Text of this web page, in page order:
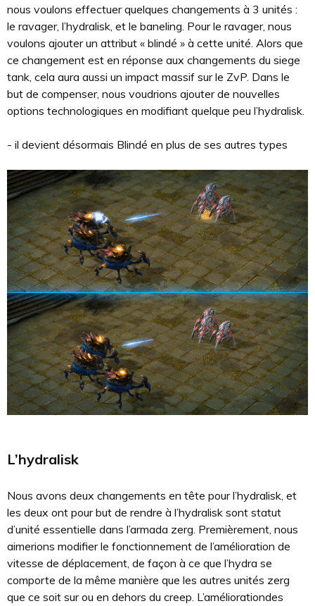
nous voulons effectuer quelques changements à 3 unités :
le ravager, l’hydralisk, et le baneling. Pour le ravager, nous
voulons ajouter un attribut « blindé » à cette unité. Alors que
ce changement est en réponse aux changements du siege
tank, cela aura aussi un impact massif sur le ZvP. Dans le
but de compenser, nous voudrions ajouter de nouvelles
options technologiques en modifiant quelque peu l’hydralisk.
- il devient désormais Blindé en plus de ses autres types
L’hydralisk
Nous avons deux changements en tête pour l’hydralisk, et
les deux ont pour but de rendre à l’hydralisk sont statut
d’unité essentielle dans l’armada zerg. Premièrement, nous
aimerions modifier le fonctionnement de l’amélioration de
vitesse de déplacement, de façon à ce que l’hydra se
comporte de la même manière que les autres unités zerg
que ce soit sur ou en dehors du creep. L’améliorationdes